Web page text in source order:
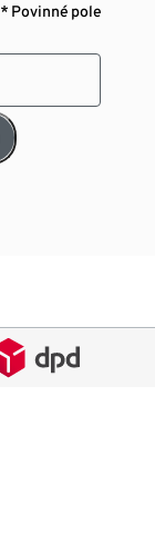
* Povinné pole